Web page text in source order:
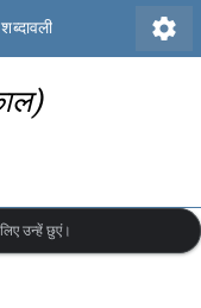
settings
उन्हें छुएं।